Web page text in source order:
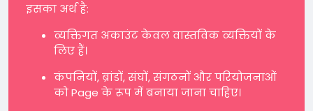
इसका अर्थ है:
व्यक्तिगत अकाउंट केवल वास्तविक व्यक्तियों के
लिए हैं।
कंपनियों, ब्रांडों, संघों, संगठनों और परियोजनाओं
को Page के रूप में बनाया जाना चाहिए।